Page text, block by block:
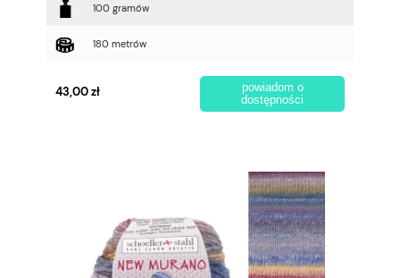
100 gramów
180 metrów
43,00 zł
powiadom o
dostępności